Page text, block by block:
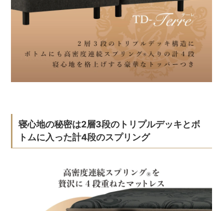
寝心地の秘密は2層3段のトリプルデッキとボ
トムに入った計4段のスプリング